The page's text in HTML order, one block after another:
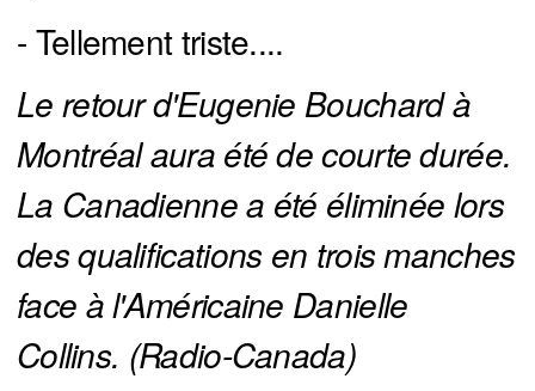
- Tellement triste....
Le retour d'Eugenie Bouchard à
Montréal aura été de courte durée.
La Canadienne a été éliminée lors
des qualifications en trois manches
face à l'Américaine Danielle
Collins. (Radio-Canada)